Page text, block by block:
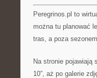
Peregrinos.pl to
można tu planować
tras, a poza
Na stronie pojawiają
10”, aż po galerie